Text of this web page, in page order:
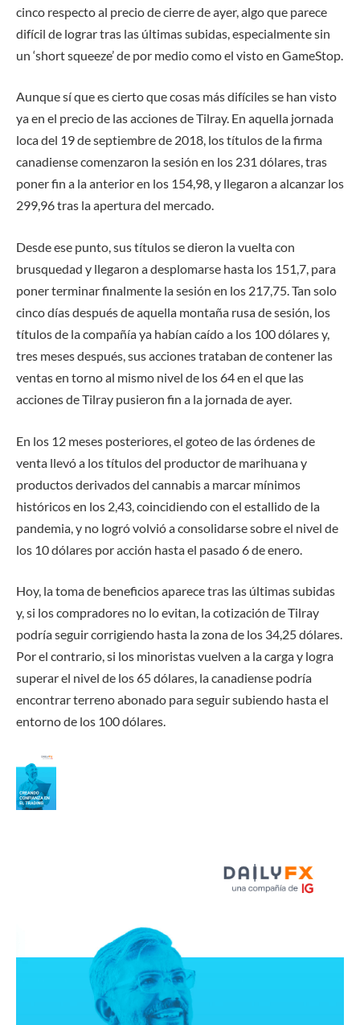
cinco respecto al precio de cierre de ayer, algo que parece
difícil de lograr tras las últimas subidas, especialmente sin
un ‘short squeeze’ de por medio como el visto en GameStop.
Aunque sí que es cierto que cosas más difíciles se han visto
ya en el precio de las acciones de Tilray. En aquella jornada
loca del 19 de septiembre de 2018, los títulos de la firma
canadiense comenzaron la sesión en los 231 dólares, tras
poner fin a la anterior en los 154,98, y llegaron a alcanzar los
299,96 tras la apertura del mercado.
Desde ese punto, sus títulos se dieron la vuelta con
brusquedad y llegaron a desplomarse hasta los 151,7, para
poner terminar finalmente la sesión en los 217,75. Tan solo
cinco días después de aquella montaña rusa de sesión, los
títulos de la compañía ya habían caído a los 100 dólares y,
tres meses después, sus acciones trataban de contener las
ventas en torno al mismo nivel de los 64 en el que las
acciones de Tilray pusieron fin a la jornada de ayer.
En los 12 meses posteriores, el goteo de las órdenes de
venta llevó a los títulos del productor de marihuana y
productos derivados del cannabis a marcar mínimos
históricos en los 2,43, coincidiendo con el estallido de la
pandemia, y no logró volvió a consolidarse sobre el nivel de
los 10 dólares por acción hasta el pasado 6 de enero.
Hoy, la toma de beneficios aparece tras las últimas subidas
y, si los compradores no lo evitan, la cotización de Tilray
podría seguir corrigiendo hasta la zona de los 34,25 dólares.
Por el contrario, si los minoristas vuelven a la carga y logra
superar el nivel de los 65 dólares, la canadiense podría
encontrar terreno abonado para seguir subiendo hasta el
entorno de los 100 dólares.